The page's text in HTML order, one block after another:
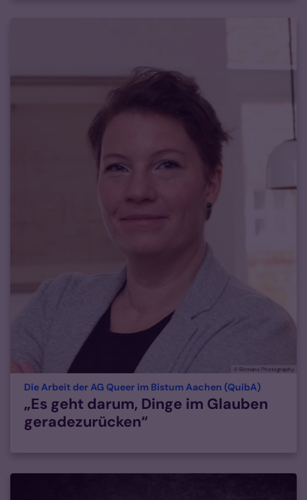
© Birmans Photography
Die Arbeit der AG Queer im Bistum Aachen (QuibA)
„Es geht darum, Dinge im Glauben
geradezurücken“